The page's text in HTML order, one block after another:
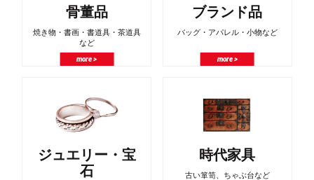
骨董品
焼き物・書画・書道具・茶道具
など
more >
ブランド品
バッグ・アパレル・小物など
more >
ジュエリー・宝
石
時代家具
古い箪笥、ちゃぶ台など